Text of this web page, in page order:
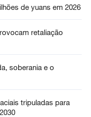
de yuans em 2026
retaliação
soberania e o
tripuladas para